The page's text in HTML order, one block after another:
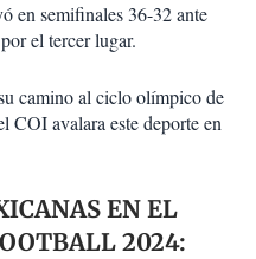
en semifinales 36-32 ante
el tercer lugar.
camino al ciclo olímpico de
COI avalara este deporte en
EN EL
2024: